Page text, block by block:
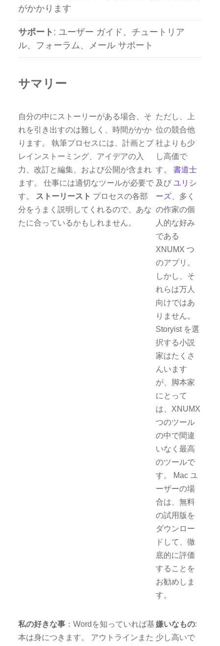
がかかります
サポート : ユーザー ガイド、チュートリア
ル、フォーラム、メール サポート
サマリー
自分の中にストーリーがある場合、そ
れを引き出すのは難しく、時間がかか
ります。 執筆プロセスには、計画とブ
レインストーミング、アイデアの入
力、改訂と編集、および公開が含まれ
ます。 仕事には適切なツールが必要で
す。 ストーリースト プロセスの各部
分をうまく説明してくれるので、あな
たに合っているかもしれません。
ただし、上
位の競合他
社よりも少
し高価で
す。書道士
及びユリシ
ーズ 、多く
の作家の個
人的な好み
である
XNUMX つ
のアプリ。
しかし、そ
れらは万人
向けではあ
りません。
Storyist を選
択する小説
家はたくさ
んいます
が、脚本家
にとって
は、XNUMX
つのツール
の中で間違
いなく最高
のツールで
す。 Mac ユ
ーザーの場
合は、無料
の試用版を
ダウンロー
ドして、徹
底的に評価
することを
お勧めしま
す。
私の好きな事 ：Wordを知っていれば基
本は身につきます。 アウトラインまた
嫌いなもの:
少し高いで